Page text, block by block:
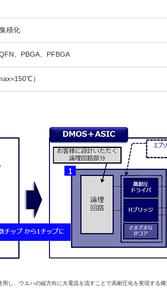
積化
、PBGA、PFBGA
）
、ウエハの縦方向に大電流を流すことで高耐圧化を実現する